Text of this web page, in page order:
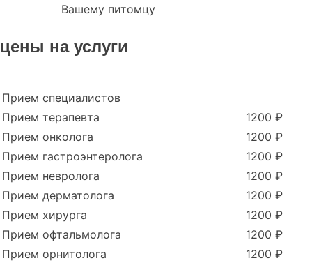
Вашему питомцу
цены на услуги
Прием специалистов
Прием терапевта
1200 ₽
Прием онколога
1200 ₽
Прием гастроэнтеролога
1200 ₽
Прием невролога
1200 ₽
Прием дерматолога
1200 ₽
Прием хирурга
1200 ₽
Прием офтальмолога
1200 ₽
Прием орнитолога
1200 ₽